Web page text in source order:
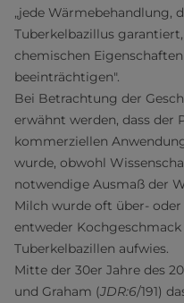
„jede Wärmebehandlung,
Tuberkelbazillus
chemischen
beeinträchtigen".
Bei Betrachtung der
erwähnt werden, dass der
kommerziellen
wurde, obwohl
notwendige Ausmaß der
Milch wurde oft über-
entweder
Tuberkelbazillen aufwies.
Mitte der 30er Jahre des
und Graham (JDR:6/191)